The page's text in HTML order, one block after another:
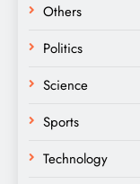
Others
Politics
Science
Sports
Technology